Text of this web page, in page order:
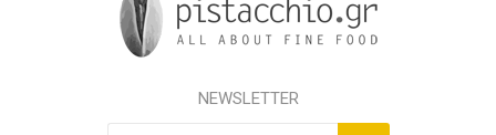
NEWSLETTER